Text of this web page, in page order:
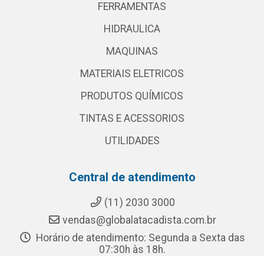
FERRAMENTAS
HIDRAULICA
MAQUINAS
MATERIAIS ELETRICOS
PRODUTOS QUÍMICOS
TINTAS E ACESSORIOS
UTILIDADES
Central de atendimento
(11) 2030 3000
vendas@globalatacadista.com.br
Horário de atendimento: Segunda a Sexta das
07:30h às 18h.